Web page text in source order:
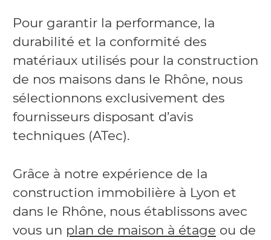
Pour garantir la performance, la
durabilité et la conformité des
matériaux utilisés pour la construction
de nos maisons dans le Rhône, nous
sélectionnons exclusivement des
fournisseurs disposant d’avis
techniques (ATec).
Grâce à notre expérience de la
construction immobilière à Lyon et
dans le Rhône, nous établissons avec
vous un plan de maison à étage ou de